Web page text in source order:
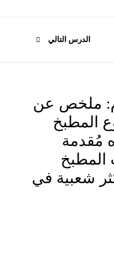
الدرس التالي
ملخص عن
المطبخ
مُقدمة
شعبية في